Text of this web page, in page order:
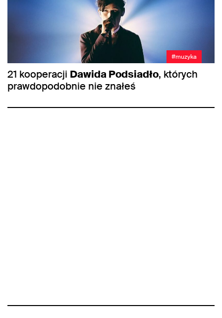
#muzyka
21 kooperacji Dawida Podsiadło, których
prawdopodobnie nie znałeś